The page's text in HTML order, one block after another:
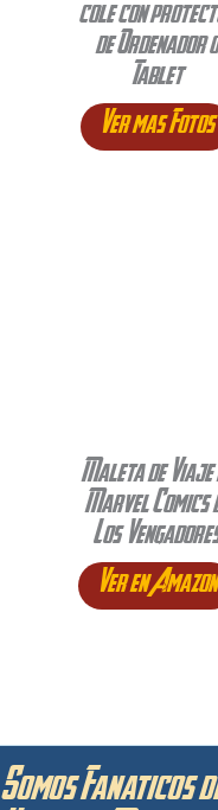
cole con
de Ordenador o
Tablet
Ver mas Fotos
Maleta de Viaje
Marvel Comics
Los
Ver en Amazon
Somos Fanaticos